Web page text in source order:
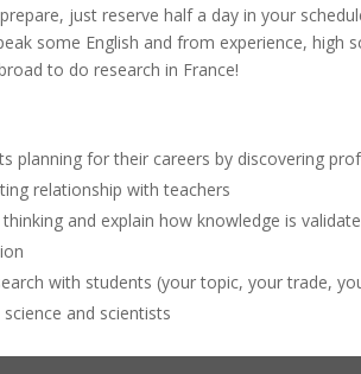
just reserve half a day in your
some English and from experience, high
to do research in France!
planning for their careers by discovering
relationship with teachers
and explain how knowledge is
with students (your topic, your trade,
and scientists